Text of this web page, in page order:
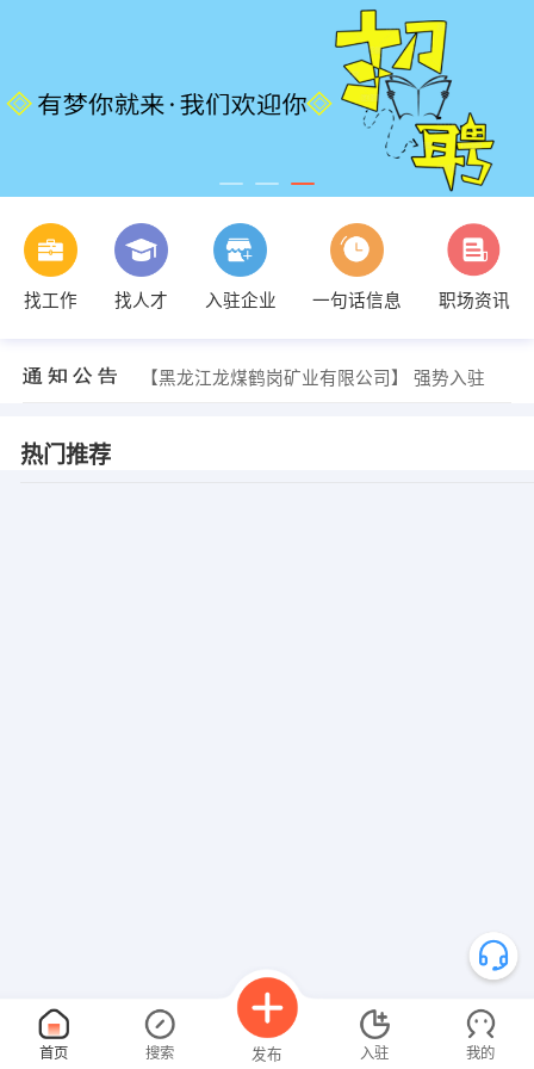
找工作 找人才 入驻企业 一句话信息
职场资讯
【黑龙江龙煤鹤岗矿业有限公司】 强势入驻
热门推荐
首页 搜索 发布 入驻 我的